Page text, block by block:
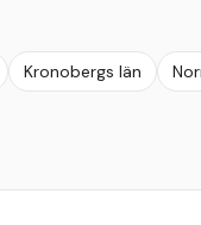
Kronobergs län